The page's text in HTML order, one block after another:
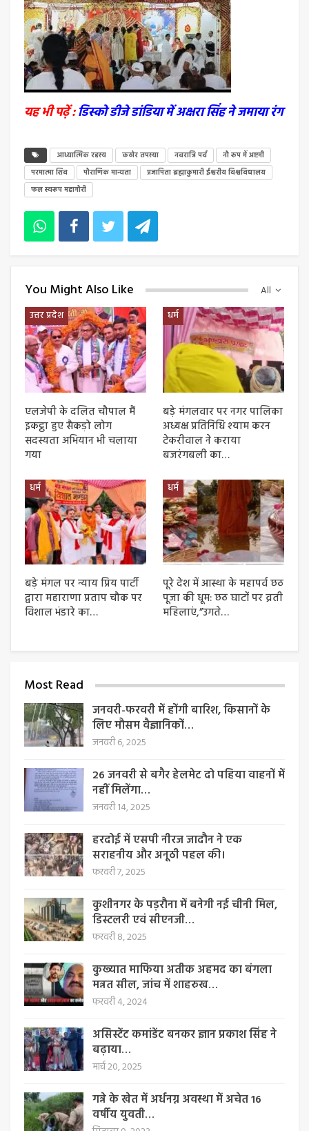
यह भी पढ़ें :डिस्को डीजे डांडिया में अक्षरा सिंह ने जमाया रंग
आध्यात्मिक रहस्य कठोर तपस्या नवरात्रि पर्व
नौ रूप में अष्टमी
परमात्मा शिव
पौराणिक मान्यता
प्रजापिता ब्रह्माकुमारी ईश्वरीय विश्वविद्यालय
फल स्वरूप महागौरी
All
You Might Also Like
उत्तर प्रदेश
एलजेपी के दलित चौपाल मैं
इकट्ठा हुए सैकड़ो लोग
सदस्यता अभियान भी चलाया
गया
धर्म
बड़े मंगलवार पर नगर पालिका
अध्यक्ष प्रतिनिधि श्याम करन
टेकरीवाल ने कराया
बजरंगबली का…
धर्म
बड़े मंगल पर न्याय प्रिय पार्टी
द्वारा महाराणा प्रताप चौक पर
विशाल भंडारे का…
धर्म
पूरे देश में आस्था के महापर्व छठ
पूजा की धूम: छठ घाटों पर व्रती
महिलाएं,”उगते…
Most Read
जनवरी-फरवरी में होंगी बारिश, किसानों के
लिए मौसम वैज्ञानिकों…
जनवरी 6, 2025
26 जनवरी से बगैर हेलमेट दो पहिया वाहनों में
नहीं मिलेंगा…
जनवरी 14, 2025
हरदोई में एसपी नीरज जादौन ने एक
सराहनीय और अनूठी पहल की।
फरवरी 7, 2025
कुशीनगर के पड़रौना में बनेगी नई चीनी मिल,
डिस्टलरी एवं सीएनजी…
फरवरी 8, 2025
कुख्यात माफिया अतीक अहमद का बंगला
मन्नत सील, जांच में शाहरुख…
फरवरी 4, 2024
असिस्टेंट कमांडेंट बनकर ज्ञान प्रकाश सिंह ने
बढ़ाया…
मार्च 20, 2025
गन्ने के खेत में अर्धनग्न अवस्था में अचेत 16
वर्षीय युवती…